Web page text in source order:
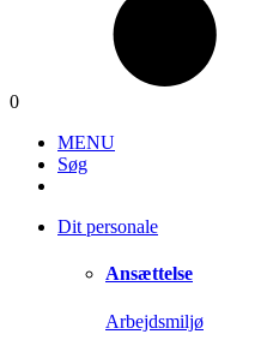
0
MENU
Søg
Dit personale
Ansættelse
Arbejdsmiljø